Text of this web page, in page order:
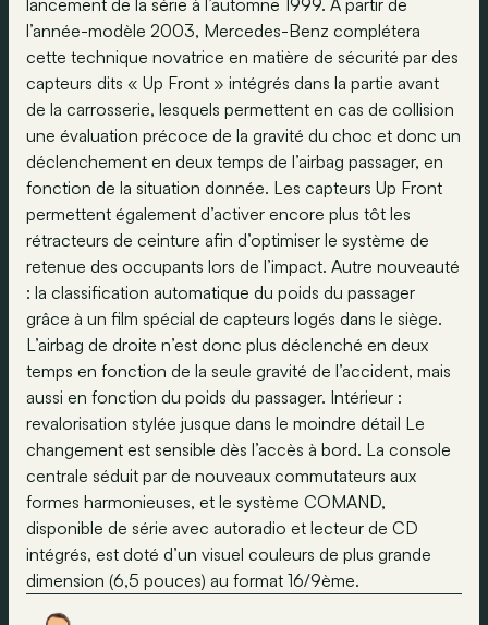
lancement de la série à l’automne 1999. A partir de
l’année-modèle 2003, Mercedes-Benz complétera
cette technique novatrice en matière de sécurité par des
capteurs dits « Up Front » intégrés dans la partie avant
de la carrosserie, lesquels permettent en cas de collision
une évaluation précoce de la gravité du choc et donc un
déclenchement en deux temps de l’airbag passager, en
fonction de la situation donnée. Les capteurs Up Front
permettent également d’activer encore plus tôt les
rétracteurs de ceinture afin d’optimiser le système de
retenue des occupants lors de l’impact. Autre nouveauté
: la classification automatique du poids du passager
grâce à un film spécial de capteurs logés dans le siège.
L’airbag de droite n’est donc plus déclenché en deux
temps en fonction de la seule gravité de l’accident, mais
aussi en fonction du poids du passager. Intérieur :
revalorisation stylée jusque dans le moindre détail Le
changement est sensible dès l’accès à bord. La console
centrale séduit par de nouveaux commutateurs aux
formes harmonieuses, et le système COMAND,
disponible de série avec autoradio et lecteur de CD
intégrés, est doté d’un visuel couleurs de plus grande
dimension (6,5 pouces) au format 16/9ème.